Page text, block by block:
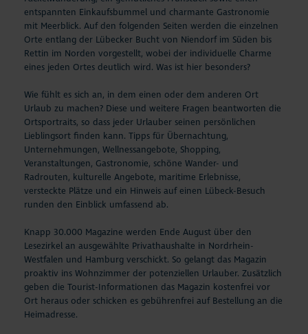
entspannten Einkaufsbummel und charmante Gastronomie
mit Meerblick. Auf den folgenden Seiten werden die einzelnen
Orte entlang der Lübecker Bucht von Niendorf im Süden bis
Rettin im Norden vorgestellt, wobei der individuelle Charme
eines jeden Ortes deutlich wird. Was ist hier besonders?
Wie fühlt es sich an, in dem einen oder dem anderen Ort
Urlaub zu machen? Diese und weitere Fragen beantworten die
Ortsportraits, so dass jeder Urlauber seinen persönlichen
Lieblingsort finden kann. Tipps für Übernachtung,
Unternehmungen, Wellnessangebote, Shopping,
Veranstaltungen, Gastronomie, schöne Wander- und
Radrouten, kulturelle Angebote, maritime Erlebnisse,
versteckte Plätze und ein Hinweis auf einen Lübeck-Besuch
runden den Einblick umfassend ab.
Knapp 30.000 Magazine werden Ende August über den
Lesezirkel an ausgewählte Privathaushalte in Nordrhein-
Westfalen und Hamburg verschickt. So gelangt das Magazin
proaktiv ins Wohnzimmer der potenziellen Urlauber. Zusätzlich
geben die Tourist-Informationen das Magazin kostenfrei vor
Ort heraus oder schicken es gebührenfrei auf Bestellung an die
Heimadresse.